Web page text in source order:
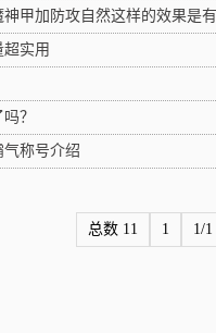
甲加防攻自然这样的效果是
实用
？
称号介绍
总数 11 1 1/1